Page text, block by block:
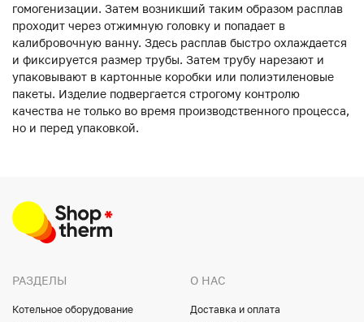
гомогенизации. Затем возникший таким образом расплав
проходит через отжимную головку и попадает в
калибровочную ванну. Здесь расплав быстро охлаждается
и фиксируется размер трубы. Затем трубу нарезают и
упаковывают в картонные коробки или полиэтиленовые
пакеты. Изделие подвергается строгому контролю
качества не только во время производственного процесса,
но и перед упаковкой.
РАЗДЕЛЫ
Котельное оборудование
О НАС
Доставка и оплата